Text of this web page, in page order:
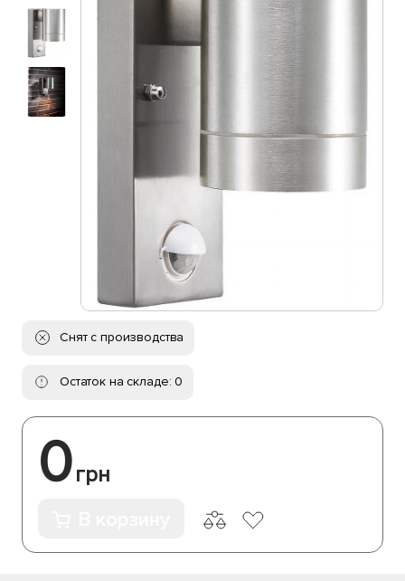
Снят с производства
Остаток на складе: 0
0грн